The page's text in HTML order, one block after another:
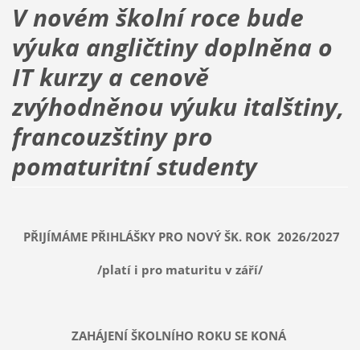
V novém školní roce bude
výuka angličtiny doplněna o
IT kurzy a cenově
zvýhodněnou výuku italštiny,
francouzštiny pro
pomaturitní studenty
PŘIJÍMÁME PŘIHLÁŠKY PRO NOVÝ ŠK. ROK 2026/2027
/platí i pro maturitu v září/
ZAHÁJENÍ ŠKOLNÍHO ROKU SE KONÁ